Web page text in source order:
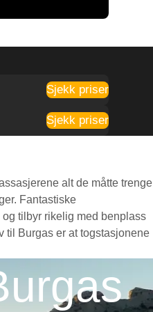
Sjekk priser
Sjekk priser
alt de måtte trenge
Fantastiske
tilbyr rikelig med benplass
til Burgas er at togstasjonene